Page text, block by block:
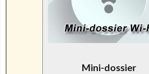
Mini-dossier